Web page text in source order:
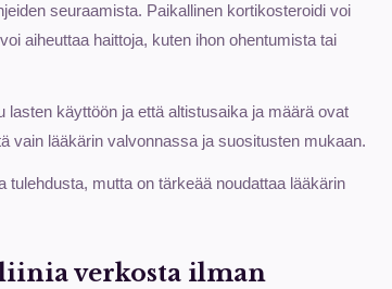
seuraamista. Paikallinen kortikosteroidi voi
aiheuttaa haittoja, kuten ihon ohentumista tai
käyttöön ja että altistusaika ja määrä ovat
vain lääkärin valvonnassa ja suositusten mukaan.
mutta on tärkeää noudattaa lääkärin
verkosta ilman